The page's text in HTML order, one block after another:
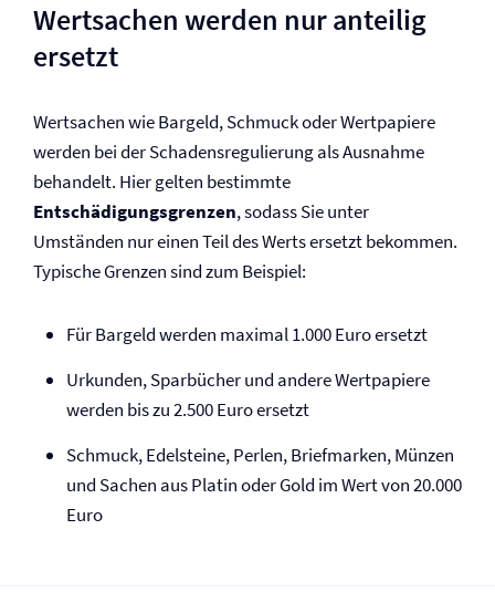
Wertsachen werden nur anteilig
ersetzt
Wertsachen wie Bargeld, Schmuck oder Wertpapiere
werden bei der Schadensregulierung als Ausnahme
behandelt. Hier gelten bestimmte
Entschädigungsgrenzen, sodass Sie unter
Umständen nur einen Teil des Werts ersetzt bekommen.
Typische Grenzen sind zum Beispiel:
Für Bargeld werden maximal 1.000 Euro ersetzt
Urkunden, Sparbücher und andere Wertpapiere
werden bis zu 2.500 Euro ersetzt
Schmuck, Edelsteine, Perlen, Briefmarken, Münzen
und Sachen aus Platin oder Gold im Wert von 20.000
Euro